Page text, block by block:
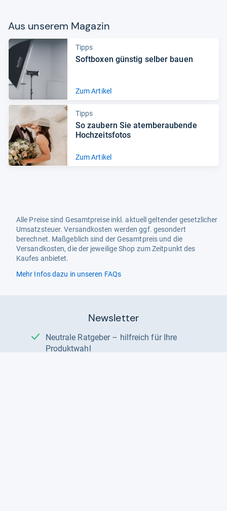
Aus unse­rem Maga­zin
Tipps
Soft­bo­xen güns­tig sel­ber bauen
Zum Artikel
Tipps
So zau­bern Sie atem­be­rau­bende
Hoch­zeits­fo­tos
Zum Artikel
Alle Preise sind Gesamtpreise inkl. aktuell geltender gesetzlicher
Umsatzsteuer. Versandkosten werden ggf. gesondert
berechnet. Maßgeblich sind der Gesamtpreis und die
Versandkosten, die der jeweilige Shop zum Zeitpunkt des
Kaufes anbietet.
Mehr Infos dazu in unseren FAQs
Newsletter
Neutrale Ratgeber – hilfreich für Ihre
Produktwahl